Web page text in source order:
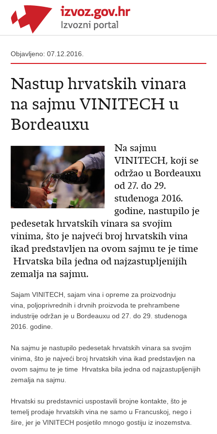
Objavljeno: 07.12.2016.
Nastup hrvatskih vinara
na sajmu VINITECH u
Bordeauxu
Na sajmu
VINITECH, koji se
održao u Bordeauxu
od 27. do 29.
studenoga 2016.
godine, nastupilo je
pedesetak hrvatskih vinara sa svojim
vinima, što je najveći broj hrvatskih vina
ikad predstavljen na ovom sajmu te je time
Hrvatska bila jedna od najzastupljenijih
zemalja na sajmu.
Sajam VINITECH, sajam vina i opreme za proizvodnju
vina, poljoprivrednih i drvnih proizvoda te prehrambene
industrije održan je u Bordeauxu od 27. do 29. studenoga
2016. godine.
Na sajmu je nastupilo pedesetak hrvatskih vinara sa svojim
vinima, što je najveći broj hrvatskih vina ikad predstavljen na
ovom sajmu te je time Hrvatska bila jedna od najzastupljenijih
zemalja na sajmu.
Hrvatski su predstavnici uspostavili brojne kontakte, što je
temelj prodaje hrvatskih vina ne samo u Francuskoj, nego i
šire, jer je VINITECH posjetilo mnogo gostiju iz inozemstva.